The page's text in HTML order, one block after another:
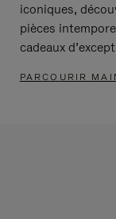
iconiques,
pièces
cadeaux
PARCOURIR